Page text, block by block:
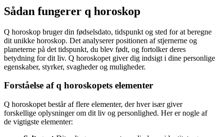
Sådan fungerer q horoskop
Q horoskop bruger din fødselsdato, tidspunkt og sted for at beregne
dit unikke horoskop. Det analyserer positionen af ​​stjernerne og
planeterne på det tidspunkt, du blev født, og fortolker deres
betydning for dit liv. Q horoskopet giver dig indsigt i dine personlige
egenskaber, styrker, svagheder og muligheder.
Forståelse af q horoskopets elementer
Q horoskopet består af flere elementer, der hver især giver
forskellige oplysninger om dit liv og personlighed. Her er nogle af
de vigtigste elementer: